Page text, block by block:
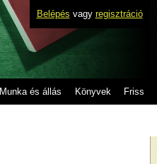
Belépés vagy regisztráció
Munka és állás Könyvek Friss